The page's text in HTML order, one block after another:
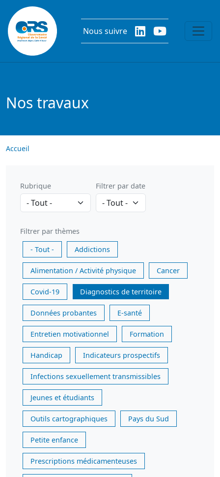
Aller au contenu principal
Nous suivre
Nos travaux
Accueil
Rubrique Filtrer par date
Filtrer par thèmes
- Tout -
Addictions
Alimentation / Activité physique Cancer
Covid-19 Diagnostics de territoire
Données probantes E-santé
Entretien motivationnel Formation
Handicap Indicateurs prospectifs
Infections sexuellement transmissibles
Jeunes et étudiants
Outils cartographiques Pays du Sud
Petite enfance
Prescriptions médicamenteuses